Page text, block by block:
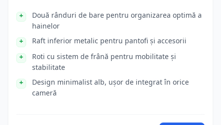
Două rânduri de bare pentru organizarea optimă a
hainelor
Raft inferior metalic pentru pantofi și accesorii
Roti cu sistem de frână pentru mobilitate și
stabilitate
Design minimalist alb, ușor de integrat în orice
cameră